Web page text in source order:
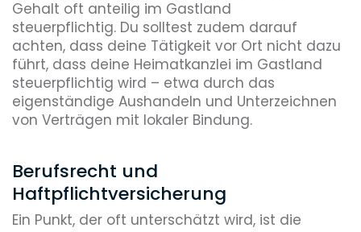
Gehalt oft anteilig im Gastland
steuerpflichtig. Du solltest zudem darauf
achten, dass deine Tätigkeit vor Ort nicht dazu
führt, dass deine Heimatkanzlei im Gastland
steuerpflichtig wird – etwa durch das
eigenständige Aushandeln und Unterzeichnen
von Verträgen mit lokaler Bindung.
Berufsrecht und
Haftpflichtversicherung
Ein Punkt, der oft unterschätzt wird, ist die